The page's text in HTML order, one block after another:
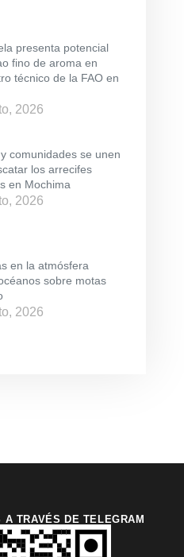
presenta potencial
fino de aroma en
técnico de la FAO en
2026
comunidades se unen
los arrecifes
en Mochima
2026
en la atmósfera
sobre motas
2026
A TRAVÉS DE TELEGRAM